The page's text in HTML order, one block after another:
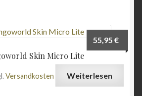
gewählt
werden
Skin Micro Lite
55,95€
Versandkosten Weiterlesen